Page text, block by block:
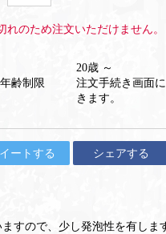
れのため注文いただけません。
齢制限
20歳 ～
注文手続き画面
きます。
ートする シェアする
すので、少し発泡性を有しま